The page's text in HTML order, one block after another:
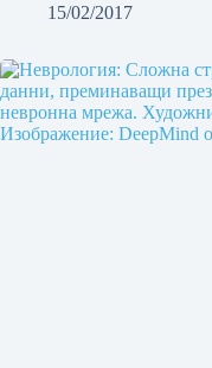
15/02/2017